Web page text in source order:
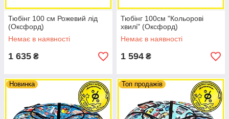
Тюбінг 100 см Рожевий лід
(Оксфорд)
Немає в наявності
1 635 ₴
Тюбінг 100см "Кольорові
хвилі" (Оксфорд)
Немає в наявності
1 594 ₴
Новинка Топ продажів